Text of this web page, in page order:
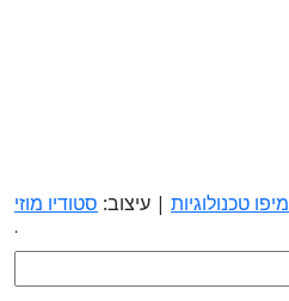
מיפו טכנולוגיות | עיצוב: סטודיו מוזי
.